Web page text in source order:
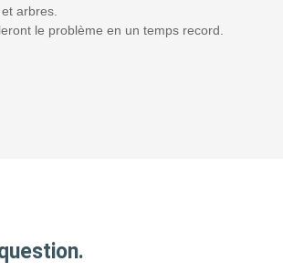
arbres.
le problème en un temps record.